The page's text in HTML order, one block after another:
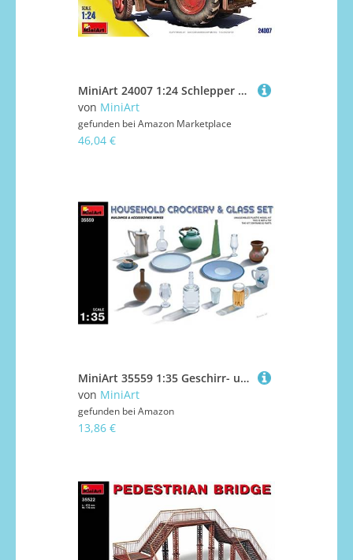
MiniArt 24007 1:24 Schlepper D8532 Mod.1950 - originalgetreue Nachbildung, Modellbau, Plastik Bausatz, Basteln, Hobby, Kleben, Modellbausatz, Zusammenbauen, unlackiert
von MiniArt
gefunden bei Amazon Marketplace
46,04 €
MiniArt 35559 1:35 Geschirr- und Gläser-Set - originalgetreue Nachbildung, Modellbau, Plastik Bausatz, Basteln, Hobby, Kleben, Modellbausatz, Zusammenbauen, unlackiert
von MiniArt
gefunden bei Amazon
13,86 €